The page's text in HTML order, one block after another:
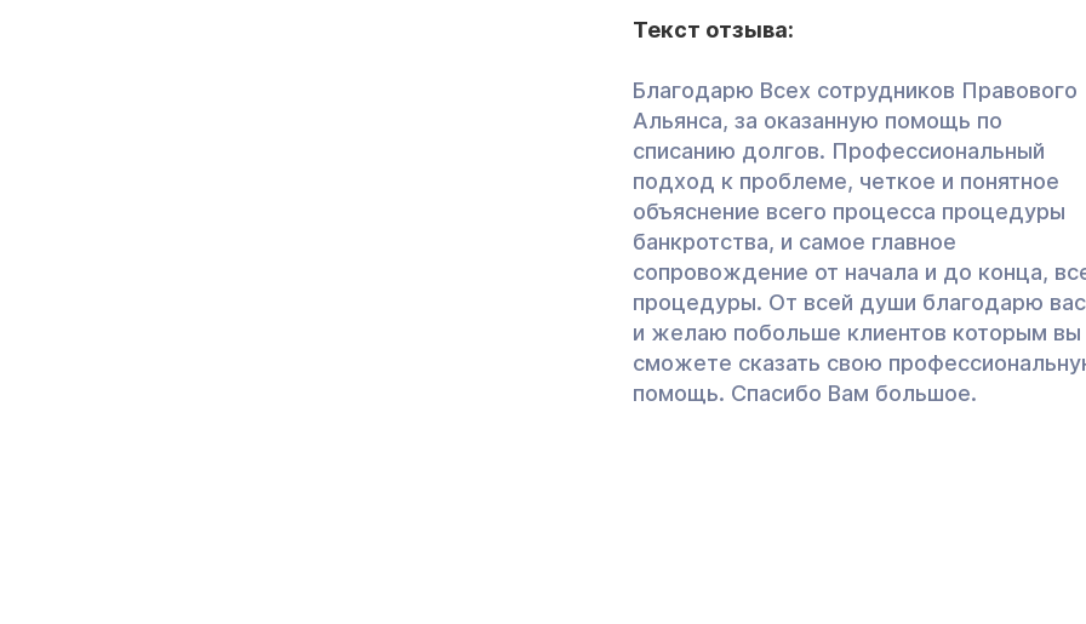
Текст отзыва:
Благодарю Всех сотрудников Правового
Альянса, за оказанную помощь по
списанию долгов. Профессиональный
подход к проблеме, четкое и понятное
объяснение всего процесса процедуры
банкротства, и самое главное
сопровождение от начала и до конца,
процедуры. От всей души благодарю
и желаю побольше клиентов которым вы
сможете сказать свою
помощь. Спасибо Вам большое.